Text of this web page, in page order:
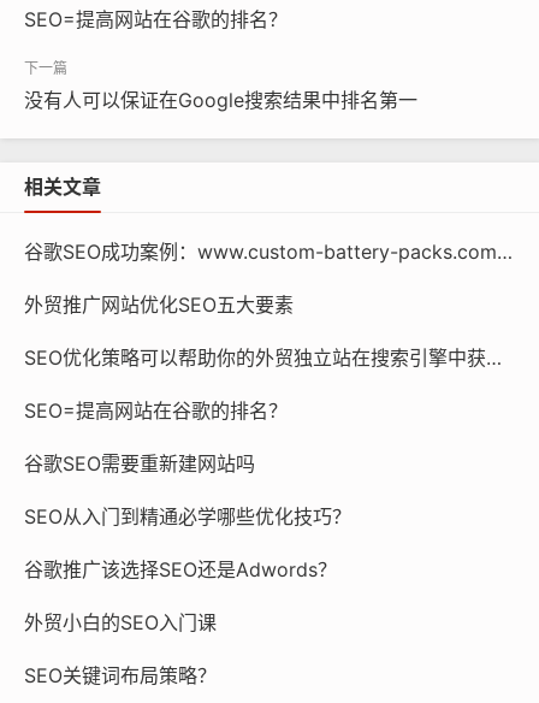
SEO=提高网站在谷歌的排名？
没有人可以保证在Google搜索结果中排名第一
相关文章
谷歌SEO成功案例：www.custom-battery-packs.com Custom Battery Packs
外贸推广网站优化SEO五大要素
SEO优化策略可以帮助你的外贸独立站在搜索引擎中获得更好的排名
SEO=提高网站在谷歌的排名？
谷歌SEO需要重新建网站吗
SEO从入门到精通必学哪些优化技巧？
谷歌推广该选择SEO还是Adwords？
外贸小白的SEO入门课
SEO关键词布局策略？